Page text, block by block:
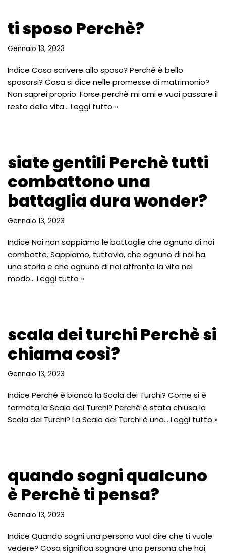
ti sposo Perchè?
Gennaio 13, 2023
Indice Cosa scrivere allo sposo? Perché è bello
sposarsi? Cosa si dice nelle promesse di matrimonio?
Non saprei proprio. Forse perchè mi ami e vuoi passare il
resto della vita… Leggi tutto »
siate gentili Perchè tutti
combattono una
battaglia dura wonder?
Gennaio 13, 2023
Indice Noi non sappiamo le battaglie che ognuno di noi
combatte. Sappiamo, tuttavia, che ognuno di noi ha
una storia e che ognuno di noi affronta la vita nel
modo… Leggi tutto »
scala dei turchi Perchè si
chiama così?
Gennaio 13, 2023
Indice Perché è bianca la Scala dei Turchi? Come si è
formata la Scala dei Turchi? Perché è stata chiusa la
Scala dei Turchi? La Scala dei Turchi è una… Leggi tutto »
quando sogni qualcuno
è Perchè ti pensa?
Gennaio 13, 2023
Indice Quando sogni una persona vuol dire che ti vuole
vedere? Cosa significa sognare una persona che hai